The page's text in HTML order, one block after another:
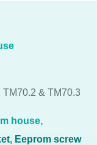
& TM70.3
house,
, Eeprom screw